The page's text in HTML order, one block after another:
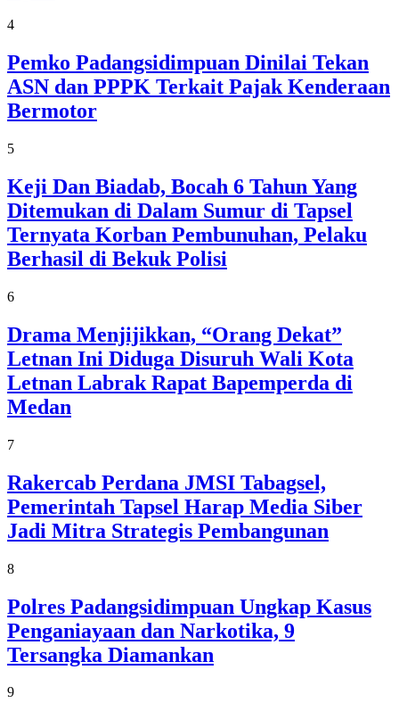
4
Pemko Padangsidimpuan Dinilai Tekan
ASN dan PPPK Terkait Pajak Kenderaan
Bermotor
5
Keji Dan Biadab, Bocah 6 Tahun Yang
Ditemukan di Dalam Sumur di Tapsel
Ternyata Korban Pembunuhan, Pelaku
Berhasil di Bekuk Polisi
6
Drama Menjijikkan, “Orang Dekat”
Letnan Ini Diduga Disuruh Wali Kota
Letnan Labrak Rapat Bapemperda di
Medan
7
Rakercab Perdana JMSI Tabagsel,
Pemerintah Tapsel Harap Media Siber
Jadi Mitra Strategis Pembangunan
8
Polres Padangsidimpuan Ungkap Kasus
Penganiayaan dan Narkotika, 9
Tersangka Diamankan
9